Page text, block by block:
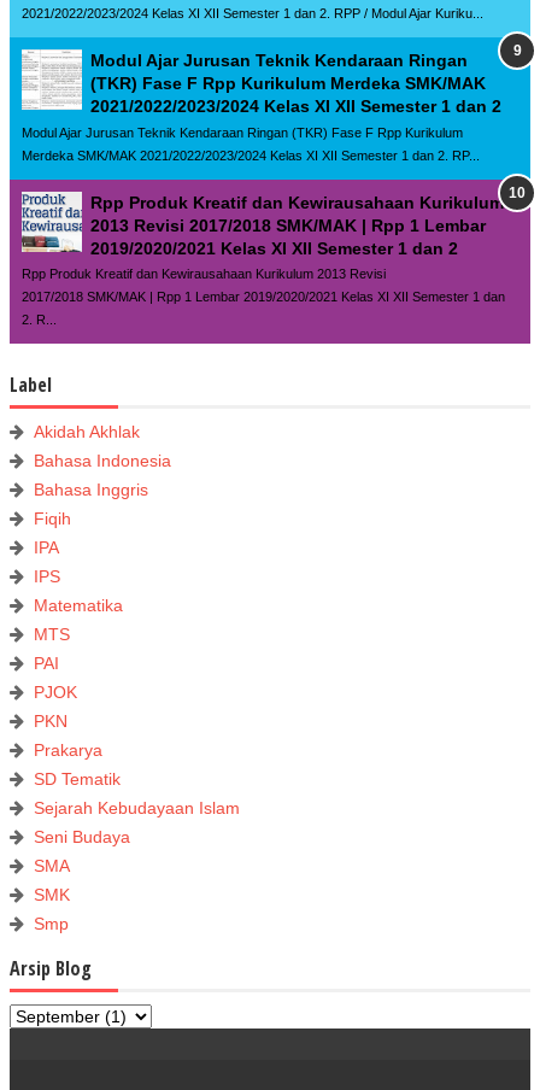
2021/2022/2023/2024 Kelas XI XII Semester 1 dan 2. RPP / Modul Ajar Kuriku...
Modul Ajar Jurusan Teknik Kendaraan Ringan
(TKR) Fase F Rpp Kurikulum Merdeka SMK/MAK
2021/2022/2023/2024 Kelas XI XII Semester 1 dan 2
Modul Ajar Jurusan Teknik Kendaraan Ringan (TKR) Fase F Rpp Kurikulum
Merdeka SMK/MAK 2021/2022/2023/2024 Kelas XI XII Semester 1 dan 2. RP...
Rpp Produk Kreatif dan Kewirausahaan Kurikulum
2013 Revisi 2017/2018 SMK/MAK | Rpp 1 Lembar
2019/2020/2021 Kelas XI XII Semester 1 dan 2
Rpp Produk Kreatif dan Kewirausahaan Kurikulum 2013 Revisi
2017/2018 SMK/MAK | Rpp 1 Lembar 2019/2020/2021 Kelas XI XII Semester 1 dan
2. R...
Label
Akidah Akhlak
Bahasa Indonesia
Bahasa Inggris
Fiqih
IPA
IPS
Matematika
MTS
PAI
PJOK
PKN
Prakarya
SD Tematik
Sejarah Kebudayaan Islam
Seni Budaya
SMA
SMK
Smp
Arsip Blog